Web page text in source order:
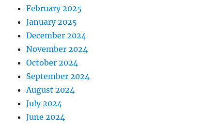
February 2025
January 2025
December 2024
November 2024
October 2024
September 2024
August 2024
July 2024
June 2024